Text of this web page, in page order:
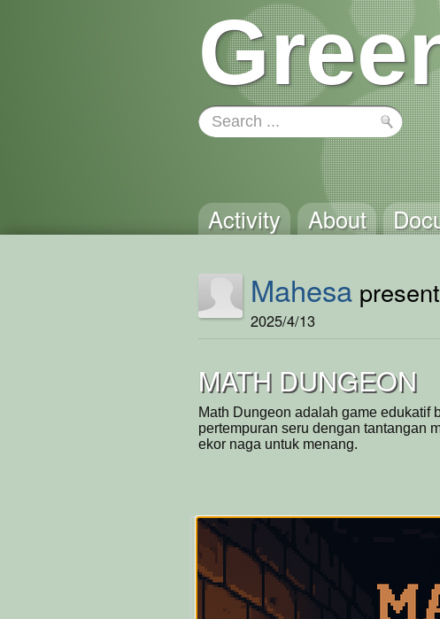
Activity About
Mahesa
2025/4/13
MATH DUNGEON
Math Dungeon adalah game edukatif
pertempuran seru dengan tantangan
ekor naga untuk menang.